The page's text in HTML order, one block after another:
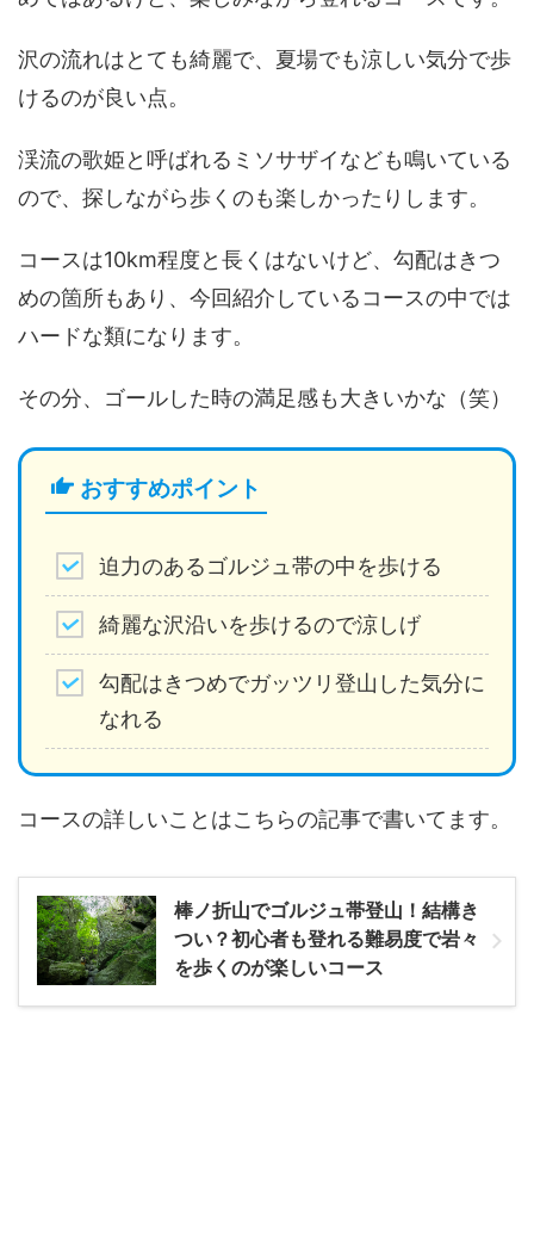
沢の流れはとても綺麗で、夏場でも涼しい気分で歩
けるのが良い点。
渓流の歌姫と呼ばれるミソサザイなども鳴いている
ので、探しながら歩くのも楽しかったりします。
コースは10km程度と長くはないけど、勾配はきつ
めの箇所もあり、今回紹介しているコースの中では
ハードな類になります。
その分、ゴールした時の満足感も大きいかな（笑）
おすすめポイント
迫力のあるゴルジュ帯の中を歩ける
綺麗な沢沿いを歩けるので涼しげ
勾配はきつめでガッツリ登山した気分に
なれる
コースの詳しいことはこちらの記事で書いてます。
棒ノ折山でゴルジュ帯登山！結構き
つい？初心者も登れる難易度で岩々
を歩くのが楽しいコース